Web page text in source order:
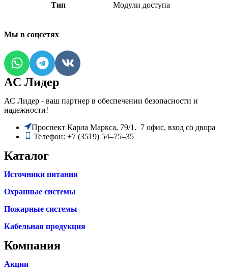
Тип Модули доступа
Мы в соцсетях
AC Лидер
АС Лидер - ваш партнер в обеспечении безопасности и
надежности!
​Проспект Карла Маркса, 79/1. 7 офис, вход со двора
Телефон: +7 (3519) 54‒75‒35
Каталог
Источники питания
Охранные системы
Пожарные системы
Кабельная продукция
Компания
Акции